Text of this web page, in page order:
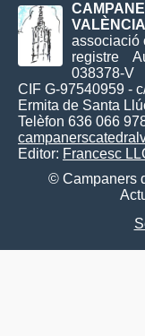
VALÈNCIA
associació
registre
038378-V
CIF G-97540959 -
Ermita de Santa
Telèfon 636 066
Editor: Francesc
© Campaners